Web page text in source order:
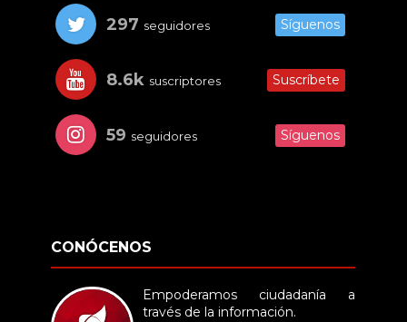
297 seguidores Síguenos
8.6k suscriptores Suscríbete
59 seguidores Síguenos
CONÓCENOS
Empoderamos ciudadanía a
través de la información.